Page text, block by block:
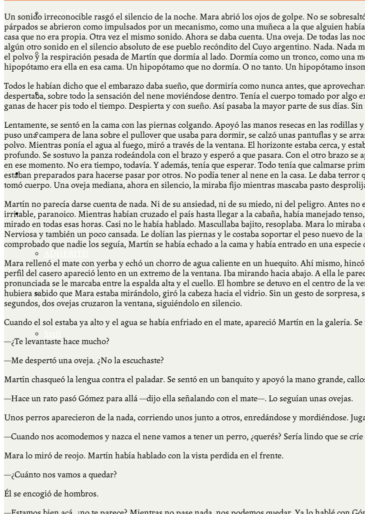
Feria del Libro Venado Tuerto 2022-2025
Facultad Libre Venado Tuerto 1990-1994
Cátedra Bailable 2018
Más
Ají Ediciones
Qué es Ají
Qué es Ají
Un sonido irreconocible rasgó el silencio de la noche. Mara abrió los ojos de golpe. No se
párpados se abrieron como impulsados por un mecanismo, como una muñeca a la que alguien
casa que no era propia. Otra vez el mismo sonido. Ahora se daba cuenta. Una oveja. De todas las
algún otro sonido en el silencio absoluto de ese pueblo recóndito del Cuyo argentino. Nada. Nada
el polvo y la respiración pesada de Martín que dormía al lado. Dormía como un tronco, como una
hipopótamo era ella en esa cama. Un hipopótamo que no dormía. O no tanto. Un hipopótamo
Todos le habían dicho que el embarazo daba sueño, que dormiría como nunca antes, que
despertaba, sobre todo la sensación del nene moviéndose dentro. Tenía el cuerpo tomado por
ganas de hacer pis todo el tiempo. Despierta y con sueño. Así pasaba la mayor parte de sus días.
Lentamente, se sentó en la cama con las piernas colgando. Apoyó las manos resecas en las
puso una campera de lana sobre el pullover que usaba para dormir, se calzó unas pantuflas y se
polvo. Mientras ponía el agua al fuego, miró a través de la ventana. El horizonte estaba cerca, y
profundo. Se sostuvo la panza rodeándola con el brazo y esperó a que pasara. Con el otro brazo
en ese momento. No era tiempo, todavía. Y además, tenía que esperar. Todo tenía que calmarse
estaban preparados para hacerse pasar por otros. No podía tener al nene en la casa. Le daba
tomó cuerpo. Una oveja mediana, ahora en silencio, la miraba fijo mientras mascaba pasto
Martín no parecía darse cuenta de nada. Ni de su ansiedad, ni de su miedo, ni del peligro. Antes
irritable, paranoico. Mientras habían cruzado el país hasta llegar a la cabaña, había manejado
mirado en todas esas horas. Casi no le había hablado. Mascullaba bajito, resoplaba. Mara lo
Nerviosa y también un poco cansada. Le dolían las piernas y le costaba soportar el peso nuevo de
comprobado que nadie los seguía, Martín se había echado a la cama y había entrado en una especie
Mara rellenó el mate con yerba y echó un chorro de agua caliente en un huequito. Ahí mismo,
perfil del casero apareció lento en un extremo de la ventana. Iba mirando hacia abajo. A ella le
pronunciada se le marcaba entre la espalda alta y el cuello. El hombre se detuvo en el centro de la
hubiera sabido que Mara estaba mirándolo, giró la cabeza hacia el vidrio. Sin un gesto de
segundos, dos ovejas cruzaron la ventana, siguiéndolo en silencio.
Cuando el sol estaba ya alto y el agua se había enfriado en el mate, apareció Martín en la galería.
—¿Te levantaste hace mucho?
—Me despertó una oveja. ¿No la escuchaste?
Martín chasqueó la lengua contra el paladar. Se sentó en un banquito y apoyó la mano grande,
—Hace un rato pasó Gómez para allá —dijo ella señalando con el mate—. Lo seguían unas ovejas.
Unos perros aparecieron de la nada, corriendo unos junto a otros, enredándose y mordiéndose.
—Cuando nos acomodemos y nazca el nene vamos a tener un perro, ¿querés? Sería lindo que se
Mara lo miró de reojo. Martín había hablado con la vista perdida en el frente.
—¿Cuánto nos vamos a quedar?
Él se encogió de hombros.